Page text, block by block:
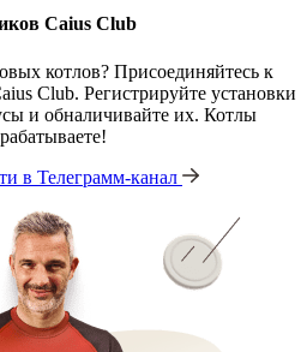
Caius Club
котлов? Присоединяйтесь к
Club. Регистрируйте установки
и обналичивайте их. Котлы
в Телеграмм-канал